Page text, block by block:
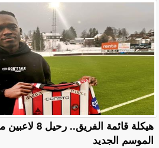
هيكلة قائمة
الموسم الجديد